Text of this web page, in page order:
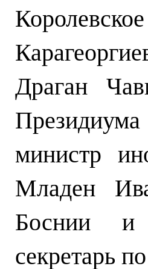
Драган
министр
Младен
Боснии и
секретарь